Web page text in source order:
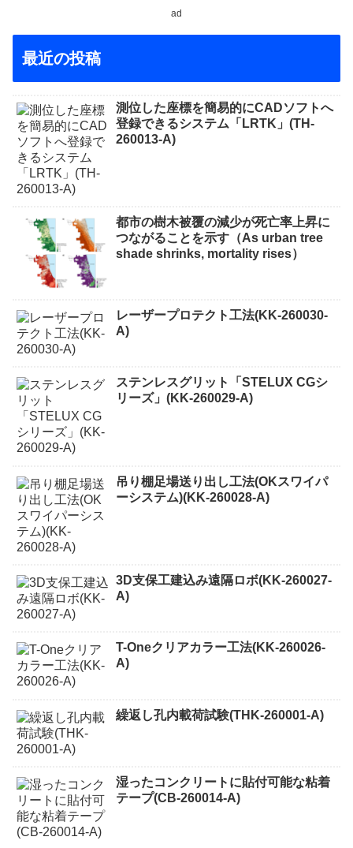
ad
最近の投稿
測位した座標を簡易的にCADソフトへ
登録できるシステム「LRTK」(TH-
260013-A)
都市の樹木被覆の減少が死亡率上昇に
つながることを示す（As urban tree
shade shrinks, mortality rises）
レーザープロテクト⼯法(KK-260030-
A)
ステンレスグリット「STELUX CGシ
リーズ」(KK-260029-A)
吊り棚足場送り出し工法(OKスワイパ
ーシステム)(KK-260028-A)
3D支保工建込み遠隔ロボ(KK-260027-
A)
T-Oneクリアカラー工法(KK-260026-
A)
繰返し孔内載荷試験(THK-260001-A)
湿ったコンクリートに貼付可能な粘着
テープ(CB-260014-A)